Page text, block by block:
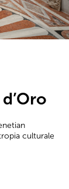
culturale